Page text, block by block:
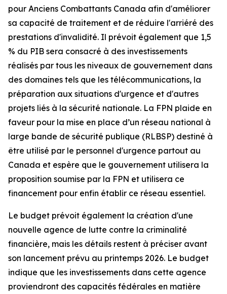
pour Anciens Combattants Canada afin d'améliorer
sa capacité de traitement et de réduire l'arriéré des
prestations d'invalidité. Il prévoit également que 1,5
% du PIB sera consacré à des investissements
réalisés par tous les niveaux de gouvernement dans
des domaines tels que les télécommunications, la
préparation aux situations d'urgence et d'autres
projets liés à la sécurité nationale. La FPN plaide en
faveur pour la mise en place d’un réseau national à
large bande de sécurité publique (RLBSP) destiné à
être utilisé par le personnel d'urgence partout au
Canada et espère que le gouvernement utilisera la
proposition soumise par la FPN et utilisera ce
financement pour enfin établir ce réseau essentiel.
Le budget prévoit également la création d'une
nouvelle agence de lutte contre la criminalité
financière, mais les détails restent à préciser avant
son lancement prévu au printemps 2026. Le budget
indique que les investissements dans cette agence
proviendront des capacités fédérales en matière